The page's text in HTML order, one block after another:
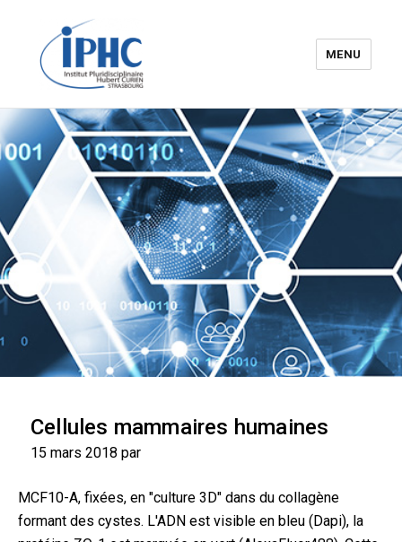
Institut pluridisciplinaire Hubert
Curien – IPHC
MENU
Cellules mammaires humaines
15 mars 2018 par
MCF10-A, fixées, en "culture 3D" dans du collagène
formant des cystes. L'ADN est visible en bleu (Dapi), la